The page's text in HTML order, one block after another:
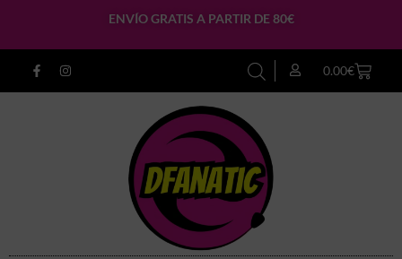
ENVÍO GRATIS A PARTIR DE 80€
0.00€